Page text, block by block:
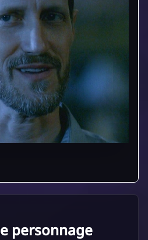
personnage